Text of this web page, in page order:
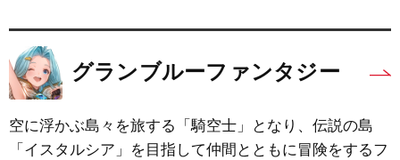
グランブルーファンタジー
空に浮かぶ島々を旅する「騎空士」となり、伝説の島
「イスタルシア」を目指して仲間とともに冒険をするフ